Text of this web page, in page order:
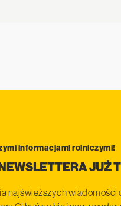
informacjami rolniczymi!
JUŻ
najświeższych